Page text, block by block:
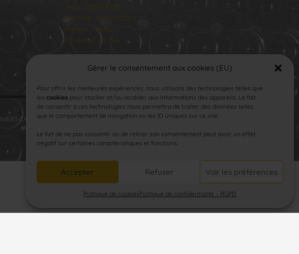
Gérer le consentement aux cookies (EU)
Pour offrir les meilleures expériences, nous utilisons des technologies telles que
les cookies pour stocker et/ou accéder aux informations des appareils. Le fait
de consentir à ces technologies nous permettra de traiter des données telles
que le comportement de navigation ou les ID uniques sur ce site.
Le fait de ne pas consentir ou de retirer son consentement peut avoir un effet
négatif sur certaines caractéristiques et fonctions.
Accepter Refuser Voir les préférences
Politique de cookiesPolitique de confidentialité – RGPD
Jeudi : 09:00-16:00
Vendredi : 09:00-12:00
Samedi : Fermé
Dimanche : Fermé
WEB3-DESIGN.